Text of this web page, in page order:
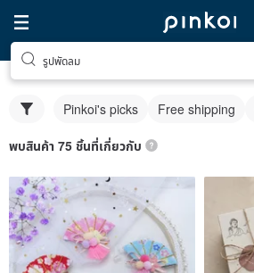
รูปพัดลม
Pinkoi's picks Free shipping
พบสินค้า 75 ชิ้นที่เกี่ยวกับ